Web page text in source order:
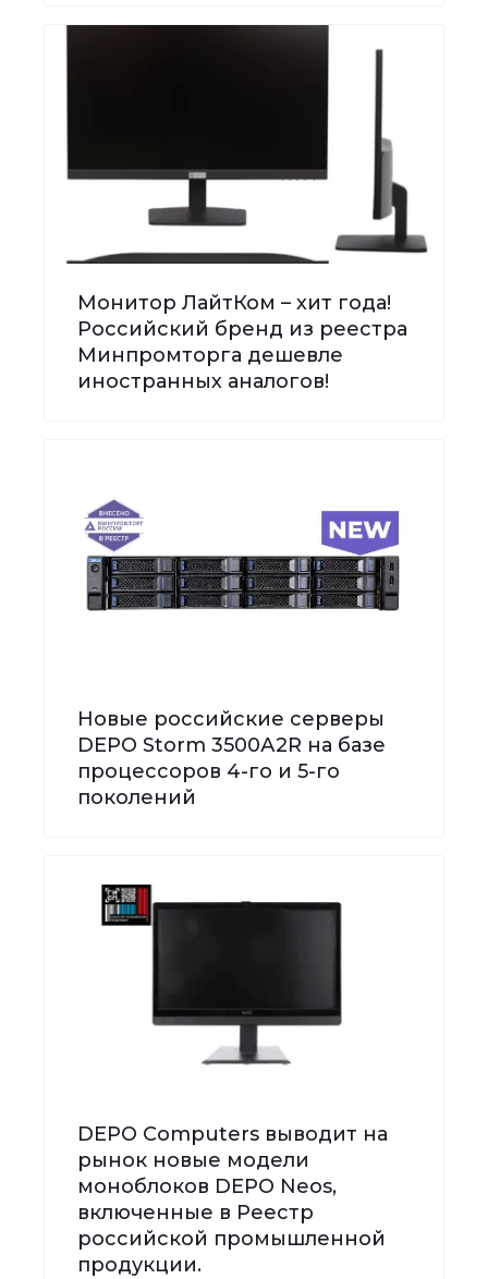
Монитор ЛайтКом – хит года!
Российский бренд из реестра
Минпромторга дешевле
иностранных аналогов!
Новые российские серверы
DEPO Storm 3500А2R на базе
процессоров 4-го и 5-го
поколений
DEPO Computers выводит на
рынок новые модели
моноблоков DEPO Neos,
включенные в Реестр
российской промышленной
продукции.